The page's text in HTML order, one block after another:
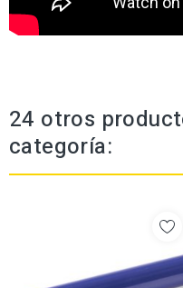
24 otros
categoría: